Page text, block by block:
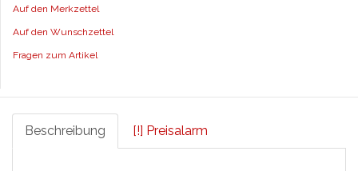
Auf den Merkzettel
Auf den Wunschzettel
Fragen zum Artikel
Beschreibung [!] Preisalarm